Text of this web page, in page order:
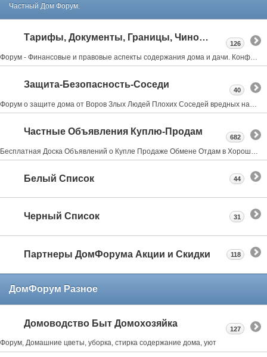
Частный Дом Форум.
Тарифы, Документы, Границы, Чиновники
Форум - Финансовые и правовые аспекты содержания дома и дачи. Конфликты с соседями, властями.
126
Защита-Безопасность-Соседи
Форум о защите дома от Воров Злых Людей Плохих Соседей вредных насекомых и грызунах всё что может испортить нам жизнь в своем доме даче квартире
40
Частные Объявления Куплю-Продам
682
Белый Список 44
Черный Список 31
Партнеры ДомФорума Акции и Скидки 118
ДомФорум Разное
Домоводство Быт Домохозяйка
Форум, Домашние цветы, уборка, стирка содержание дома, уют
127